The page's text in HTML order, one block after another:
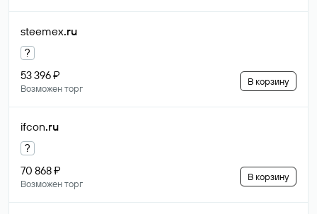
steemex.ru
?
53 396 ₽
Возможен торг
В корзину
ifcon.ru
?
70 868 ₽
Возможен торг
В корзину